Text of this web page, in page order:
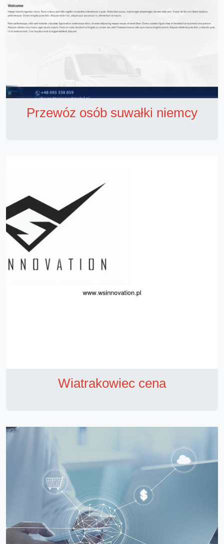
Przewóz osób suwałki niemcy
Wiatrakowiec cena